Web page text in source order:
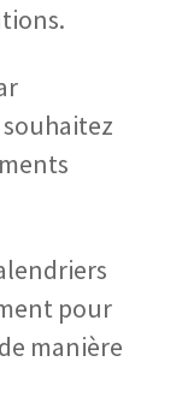
pour
manière